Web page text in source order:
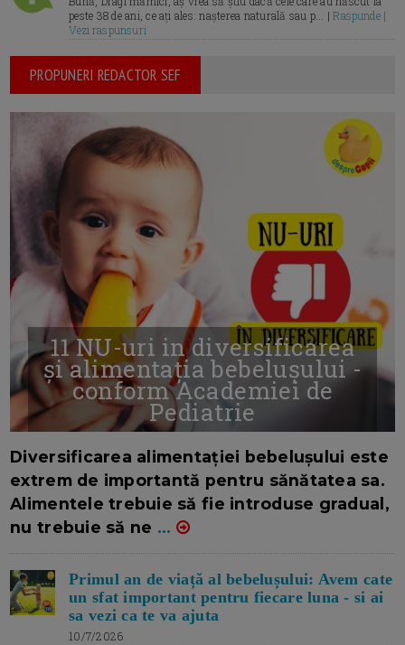
peste 38 de ani, ce ați ales: nașterea naturală sau p... |Raspunde |
Vezi raspunsuri
PROPUNERI REDACTOR SEF
11 NU-uri in diversificarea
și alimentația bebelușului -
conform Academiei de
Pediatrie
Diversificarea alimentației bebelușului este
extrem de importantă pentru sănătatea sa.
Alimentele trebuie să fie introduse gradual,
nu trebuie să ne ...
Primul an de viață al bebelușului: Avem cate
un sfat important pentru fiecare luna - si ai
sa vezi ca te va ajuta
10/7/2026